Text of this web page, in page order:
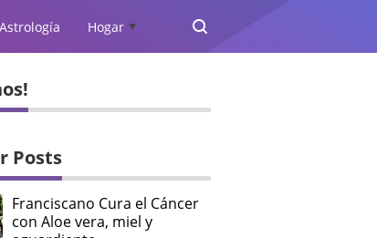
Astrología Hogar ▲
Posts
Franciscano Cura el Cáncer
con Aloe vera, miel y